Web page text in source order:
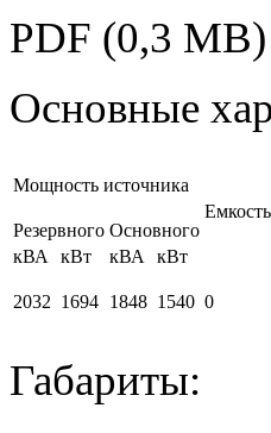
PDF (0,3 MB)
Основные
Мощность источника
Резервного Основного
кВА
кВт кВА кВт
2032 1694 1848 1540 0
Габариты: